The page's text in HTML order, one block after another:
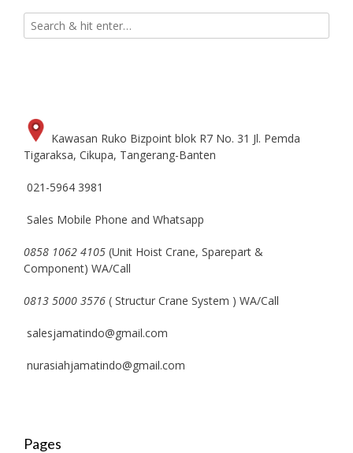
Kawasan Ruko Bizpoint blok R7 No. 31 Jl. Pemda
Tigaraksa, Cikupa, Tangerang-Banten
021-5964 3981
Sales Mobile Phone and Whatsapp
0858 1062 4105 (Unit Hoist Crane, Sparepart &
Component) WA/Call
0813 5000 3576 ( Structur Crane System ) WA/Call
salesjamatindo@gmail.com
nurasiahjamatindo@gmail.com
Pages